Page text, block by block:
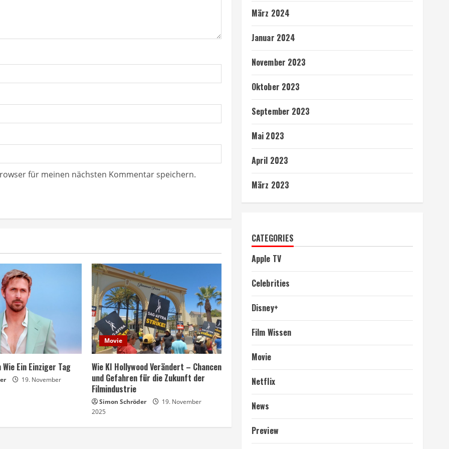
für meinen nächsten Kommentar speichern.
Ein Einziger Tag
19. November
Movie
Wie KI Hollywood Verändert – Chancen
und Gefahren für die Zukunft der
Filmindustrie
Simon Schröder
19. November
2025
März 2024
Januar 2024
November 2023
Oktober 2023
September 2023
Mai 2023
April 2023
März 2023
CATEGORIES
Apple TV
Celebrities
Disney+
Film Wissen
Movie
Netflix
News
Preview